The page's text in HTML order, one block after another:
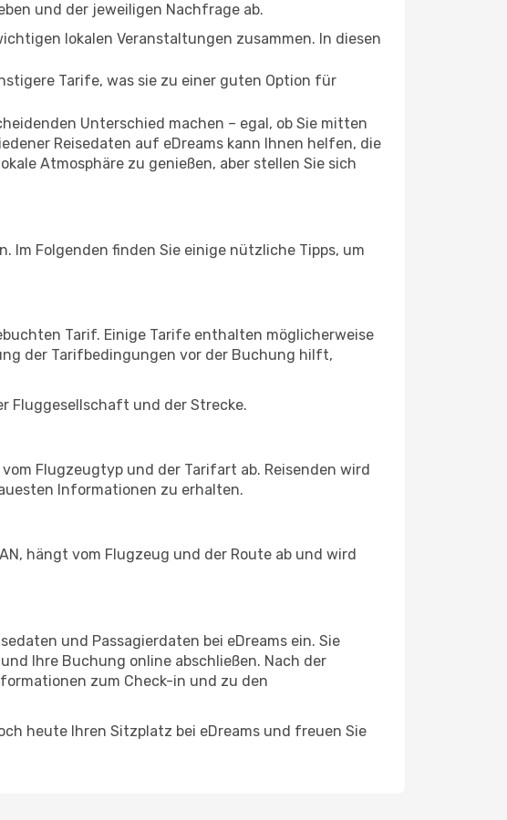
und der jeweiligen Nachfrage ab.
lokalen Veranstaltungen zusammen. In diesen
Tarife, was sie zu einer guten Option für
Unterschied machen – egal, ob Sie mitten
Reisedaten auf eDreams kann Ihnen helfen, die
Atmosphäre zu genießen, aber stellen Sie sich
Folgenden finden Sie einige nützliche Tipps, um
Tarif. Einige Tarife enthalten möglicherweise
der Tarifbedingungen vor der Buchung hilft,
Fluggesellschaft und der Strecke.
Flugzeugtyp und der Tarifart ab. Reisenden wird
Informationen zu erhalten.
hängt vom Flugzeug und der Route ab und wird
und Passagierdaten bei eDreams ein. Sie
Ihre Buchung online abschließen. Nach der
zum Check-in und zu den
heute Ihren Sitzplatz bei eDreams und freuen Sie